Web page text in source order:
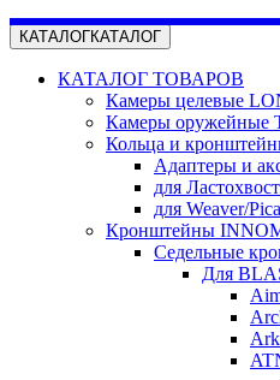
КАТАЛОГКАТАЛОГ
КАТАЛОГ ТОВАРОВ
Камеры целевые
Камеры оружейные
Кольца и
Адаптеры и
для
для Weaver/
Кронштейны
Седельные
Для